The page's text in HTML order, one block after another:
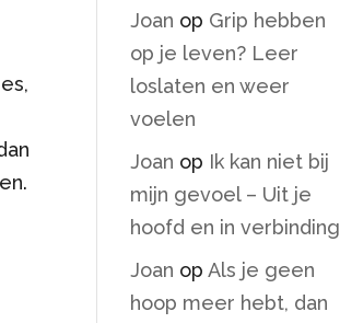
Joan op Grip hebben
op je leven? Leer
loslaten en weer
voelen
Joan op Ik kan niet bij
mijn gevoel – Uit je
hoofd en in verbinding
Joan opAls je geen
hoop meer hebt, dan